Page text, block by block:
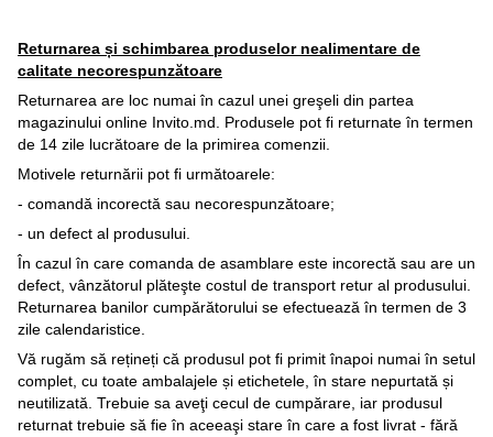
Returnarea și schimbarea produselor nealimentare de
calitate necorespunzătoare
Returnarea are loc numai în cazul unei greşeli din partea
magazinului online Invito.md. Produsele pot fi returnate în termen
de 14 zile lucrătoare de la primirea comenzii.
Motivele returnării pot fi următoarele:
- comandă incorectă sau necorespunzătoare;
- un defect al produsului.
În cazul în care comanda de asamblare este incorectă sau are un
defect, vânzătorul plăteşte costul de transport retur al produsului.
Returnarea banilor cumpărătorului se efectuează în termen de 3
zile calendaristice.
Vă rugăm să rețineți că produsul pot fi primit înapoi numai în setul
complet, cu toate ambalajele și etichetele, în stare nepurtată și
neutilizată. Trebuie sa aveţi cecul de cumpărare, iar produsul
returnat trebuie să fie în aceeaşi stare în care a fost livrat - fără